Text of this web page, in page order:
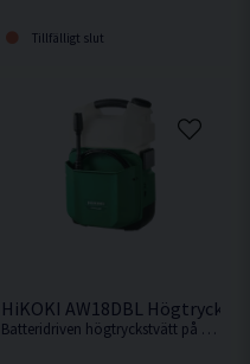
Tillfälligt slut
HiKOKI AW18DBL
Batteridriven högtryckstvätt på 20bar från HiKOKI. Levereras utan batteri och laddare.